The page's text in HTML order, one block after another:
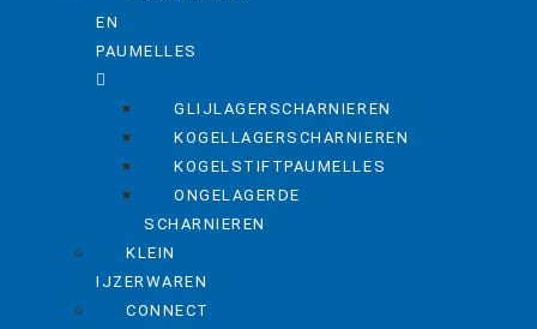
EN
PAUMELLES
GLIJLAGERSCHARNIEREN
KOGELLAGERSCHARNIEREN
KOGELSTIFTPAUMELLES
ONGELAGERDE
SCHARNIEREN
KLEIN
IJZERWAREN
CONNECT